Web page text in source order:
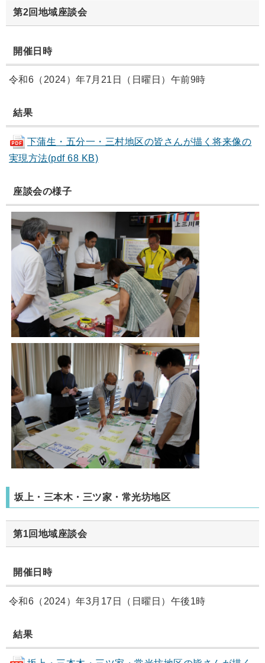
第2回地域座談会
開催日時
令和6（2024）年7月21日（日曜日）午前9時
結果
下蒲生・五分一・三村地区の皆さんが描く将来像の
実現方法(pdf 68 KB)
座談会の様子
坂上・三本木・三ツ家・常光坊地区
第1回地域座談会
開催日時
令和6（2024）年3月17日（日曜日）午後1時
結果